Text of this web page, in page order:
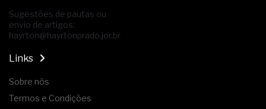
Sugestões de pautas ou
envio de artigos:
hayrton@hayrtonprado.jor.br
Links
Sobre nós
Termos e Condições